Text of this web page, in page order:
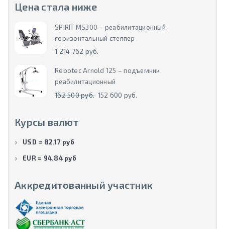
Цена стала ниже
SPIRIT MS300 – реабилитационный
горизонтальный степпер
1 214 762 руб.
Rebotec Arnold 125 – подъемник
реабилитационный
162 500 руб. 152 600 руб.
Курсы валют
USD = 82.17 руб
EUR = 94.84 руб
Аккредитованный участник